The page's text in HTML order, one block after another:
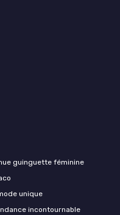
guinguette féminine
unique
incontournable